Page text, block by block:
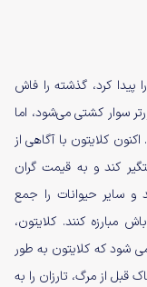
پیدا کرد، گذشته را فاش
سوار کشتی می‌شود، اما
کلایتون با آگاهی از
کند و به قیمت گران‌
و سایر حیوانات را جمع
مبارزه کنند. کلایتون،
شود که کلایتون به طور
قبل از مرگ، تارزان را به